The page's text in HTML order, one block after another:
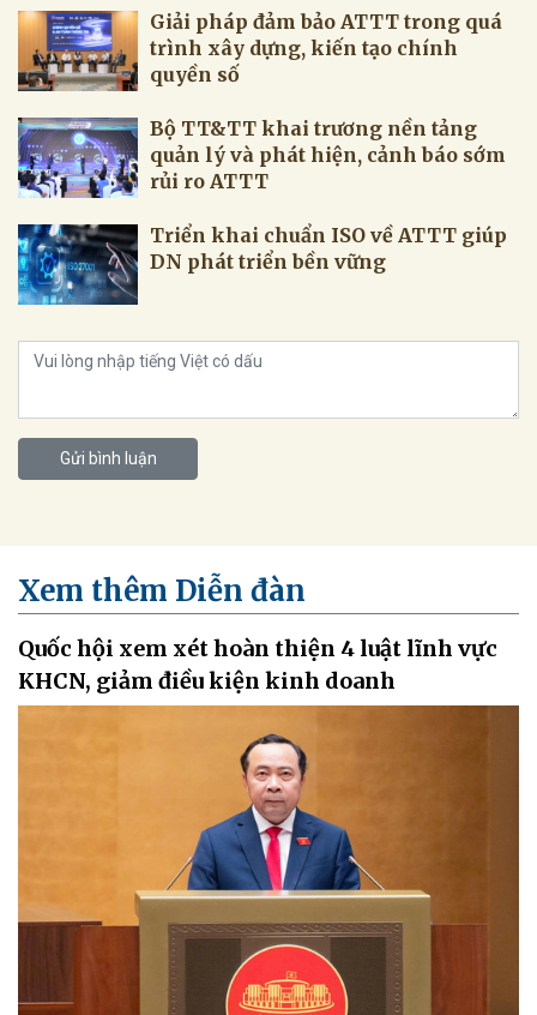
Giải pháp đảm bảo ATTT trong quá
trình xây dựng, kiến tạo chính
quyền số
Bộ TT&TT khai trương nền tảng
quản lý và phát hiện, cảnh báo sớm
rủi ro ATTT
Triển khai chuẩn ISO về ATTT giúp
DN phát triển bền vững
Gửi bình luận
Xem thêm Diễn đàn
Quốc hội xem xét hoàn thiện 4 luật lĩnh vực
KHCN, giảm điều kiện kinh doanh